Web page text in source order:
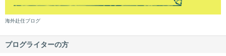
海外赴任ブログ
プログライターの方